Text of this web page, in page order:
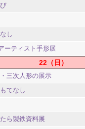
し
ーティスト手形展
22 日
三次人形の展示
てなし
ら製鉄資料展